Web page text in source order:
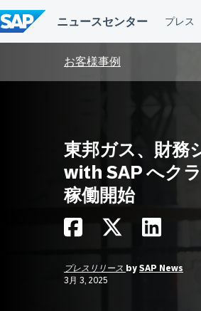
ン
テ
ン
お客様事例
東邦ガス、財務
with SAP へク
稼働開始
プレスリリース by SAP News
3月 3, 2025